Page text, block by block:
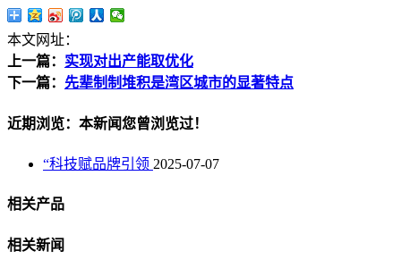
本文网址：
上一篇： 实现对出产能取优化
下一篇： 先辈制制堆积是湾区城市的显著特点
近期浏览：本新闻您曾浏览过！
“科技赋品牌引领 2025-07-07
相关产品
相关新闻